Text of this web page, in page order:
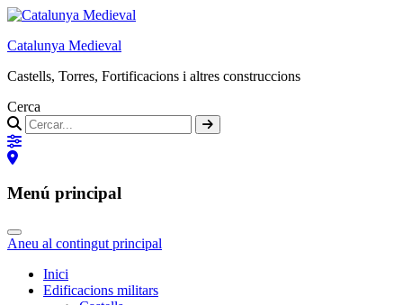
Catalunya Medieval
Castells, Torres, Fortificacions i altres construccions
Cerca
Menú principal
Aneu al contingut principal
Inici
Edificacions militars